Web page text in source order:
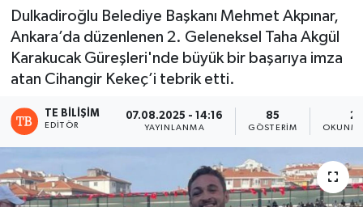
Dulkadiroğlu Belediye Başkanı Mehmet Akpınar,
Ankara’da düzenlenen 2. Geleneksel Taha Akgül
Karakucak Güreşleri'nde büyük bir başarıya imza
atan Cihangir Kekeç’i tebrik etti.
TE BILIŞIM
EDITÖR
07.08.2025 - 14:16
YAYINLANMA
85
GÖSTERIM
2
Son Dakika Haberleri
Haber Arşivi